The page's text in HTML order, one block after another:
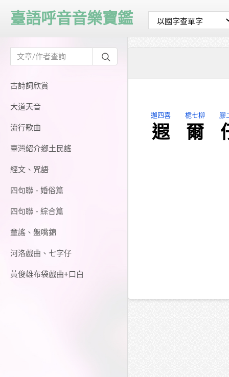
古詩詞欣賞
大道天音
流行歌曲
臺灣紹介鄉土民謠
經文、咒語
四句聯 - 婚俗篇
四句聯 - 綜合篇
童謠、盤嘴錦
河洛戲曲、七字仔
黃俊雄布袋戲曲+口白
臺語呼音音樂寶鑑
迦四喜
遐
梔七柳
爾
膠